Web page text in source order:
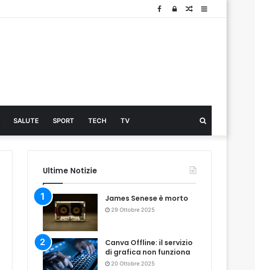
Sidebar
Articolo
Log
Facebook
SALUTE SPORT TECH TV
...
Ultime Notizie
James Senese è morto
29 Ottobre 2025
Canva Offline: il servizio
di grafica non funziona
20 Ottobre 2025